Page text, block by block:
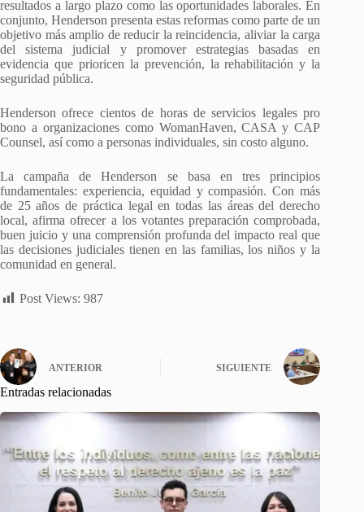
resultados a largo plazo como las oportunidades laborales. En
conjunto, Henderson presenta estas reformas como parte de un
objetivo más amplio de reducir la reincidencia, aliviar la carga
del sistema judicial y promover estrategias basadas en
evidencia que prioricen la prevención, la rehabilitación y la
seguridad pública.
Henderson ofrece cientos de horas de servicios legales pro
bono a organizaciones como WomanHaven, CASA y CAP
Counsel, así como a personas individuales, sin costo alguno.
La campaña de Henderson se basa en tres principios
fundamentales: experiencia, equidad y compasión. Con más
de 25 años de práctica legal en todas las áreas del derecho
local, afirma ofrecer a los votantes preparación comprobada,
buen juicio y una comprensión profunda del impacto real que
las decisiones judiciales tienen en las familias, los niños y la
comunidad en general.
Post Views: 987
ANTERIOR SIGUIENTE
Entradas relacionadas